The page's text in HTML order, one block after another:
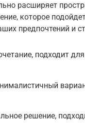
расширяет
которое
предпочтений и
подходит
решение,